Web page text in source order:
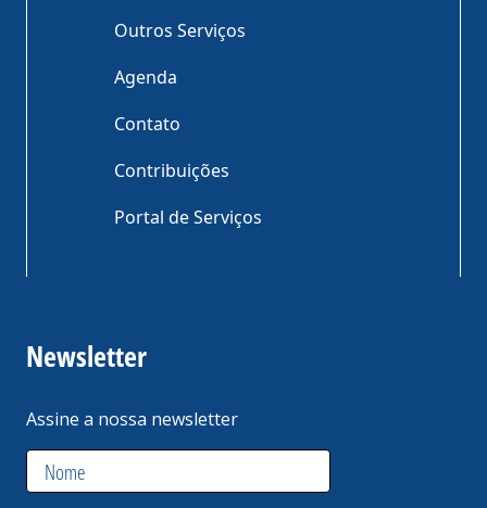
Outros Serviços
Agenda
Contato
Contribuições
Portal de Serviços
Newsletter
Assine a nossa newsletter